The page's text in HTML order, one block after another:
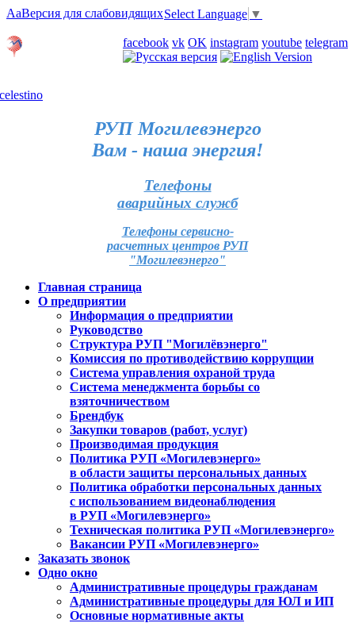
AaВерсия для слабовидящихSelect Language ▼
facebook vk OK instagram youtube telegram
РУП Могилевэнерго
Вам - наша энергия!
Телефоны
аварийных служб
Телефоны сервисно-
расчетных центров РУП
"Могилевэнерго"
Главная страница
О предприятии
Информация о предприятии
Руководство
Структура РУП "Могилёвэнерго"
Комиссия по противодействию коррупции
Система управления охраной труда
Система менеджмента борьбы со
взяточничеством
Брендбук
Закупки товаров (работ, услуг)
Производимая продукция
Политика РУП «Могилевэнерго»
в области защиты персональных данных
Политика обработки персональных данных
с использованием видеонаблюдения
в РУП «Могилевэнерго»
Техническая политика РУП «Могилевэнерго»
Вакансии РУП «Могилевэнерго»
Заказать звонок
Одно окно
Административные процедуры гражданам
Административные процедуры для ЮЛ и ИП
Основные нормативные акты